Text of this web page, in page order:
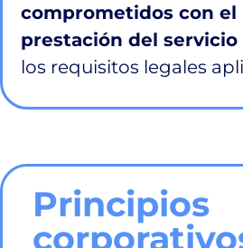
comprometidos con el
prestación del
los requisitos legales
Principios